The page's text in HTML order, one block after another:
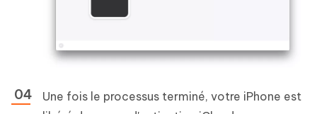
Une fois le processus terminé, votre iPhone est